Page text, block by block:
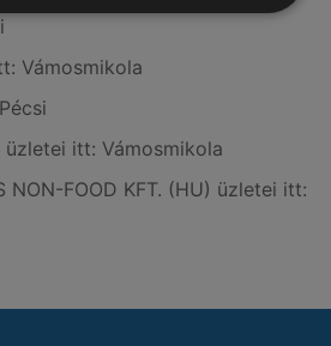
Vámosmikola
itt: Vámosmikola
NON-FOOD KFT. (HU) üzletei itt: